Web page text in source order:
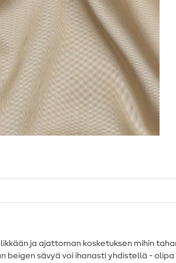
ja ajattoman kosketuksen mihin
beigen sävyä voi ihanasti yhdistellä -